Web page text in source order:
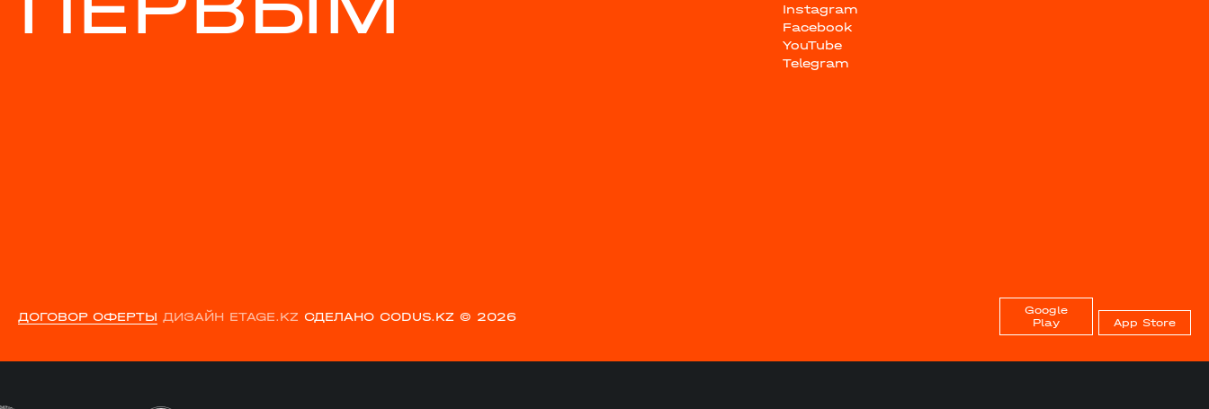
Instagram
Facebook
YouTube
Telegram
ДОГОВОР ОФЕРТЫ ДИЗАЙН ETAGE.KZ СДЕЛАНО CODUS.KZ © 2026
Google
Play
App Store